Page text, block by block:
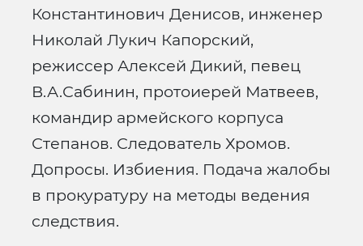
Константинович Денисов, инженер
Николай Лукич Капорский,
режиссер Алексей Дикий, певец
В.А.Сабинин, протоиерей Матвеев,
командир армейского корпуса
Степанов. Следователь Хромов.
Допросы. Избиения. Подача жалобы
в прокуратуру на методы ведения
следствия.